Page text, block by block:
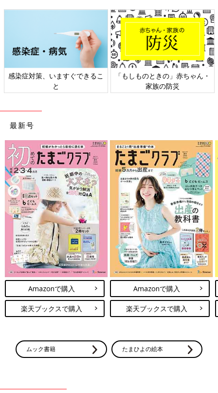
ん・
日本外来小児科学会リーフレッ
六星占術 細木かおりさん
最新号
Amazonで購入
楽天ブックスで購入
Amazonで購入
楽天ブックスで購入
ムック書籍 たまひよの絵本